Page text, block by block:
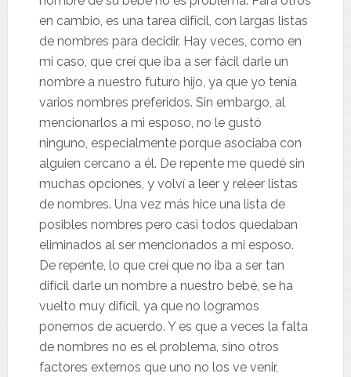
en cambio, es una tarea difícil, con largas listas
de nombres para decidir. Hay veces, como en
mi caso, que creí que iba a ser fácil darle un
nombre a nuestro futuro hijo, ya que yo tenía
varios nombres preferidos. Sin embargo, al
mencionarlos a mi esposo, no le gustó
ninguno, especialmente porque asociaba con
alguien cercano a él. De repente me quedé sin
muchas opciones, y volví a leer y releer listas
de nombres. Una vez más hice una lista de
posibles nombres pero casi todos quedaban
eliminados al ser mencionados a mi esposo.
De repente, lo que creí que no iba a ser tan
difícil darle un nombre a nuestro bebé, se ha
vuelto muy difícil, ya que no logramos
ponernos de acuerdo. Y es que a veces la falta
de nombres no es el problema, sino otros
factores externos que uno no los ve venir,